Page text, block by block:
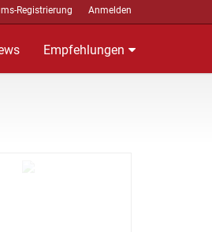
Registrierung Anmelden
Empfehlungen